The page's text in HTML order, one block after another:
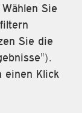
Sie
Sie die
einen Klick